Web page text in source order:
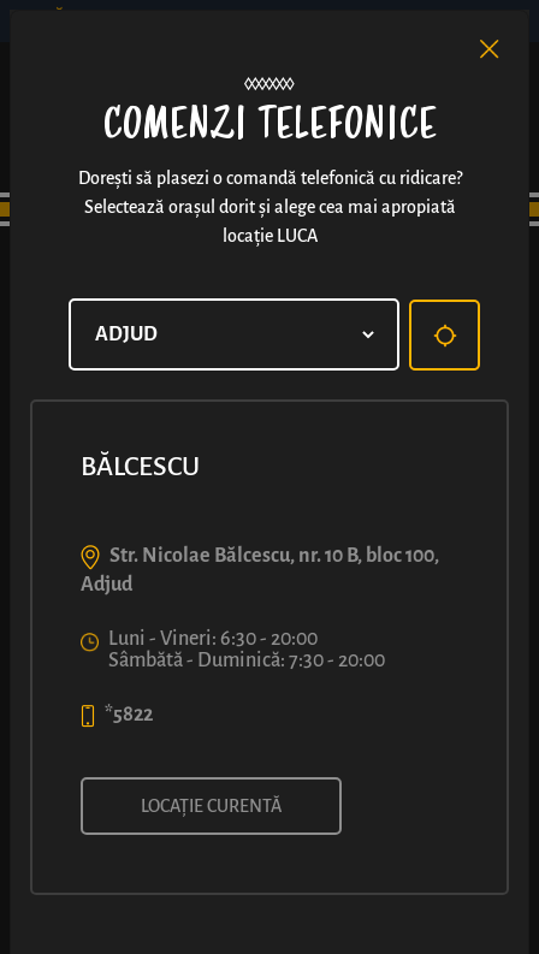
MERDENEA CU BRÂNZĂ
exces de ulei, elastic cât să nu se sfărâme când muști cu poftă, și
COMENZI TELEFONICE
Dorești să plasezi o comandă telefonică cu ridicare?
Selectează orașul dorit și alege cea mai apropiată
locație LUCA
BĂLCESCU
Str. Nicolae Bălcescu, nr. 10 B, bloc 100,
Adjud
Luni - Vineri: 6:30 - 20:00
Sâmbătă - Duminică: 7:30 - 20:00
*5822
LOCAȚIE CURENTĂ